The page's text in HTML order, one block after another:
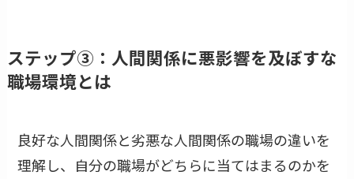
ステップ③：人間関係に悪影響を及ぼすな
職場環境とは
良好な人間関係と劣悪な人間関係の職場の違いを
理解し、自分の職場がどちらに当てはまるのかを